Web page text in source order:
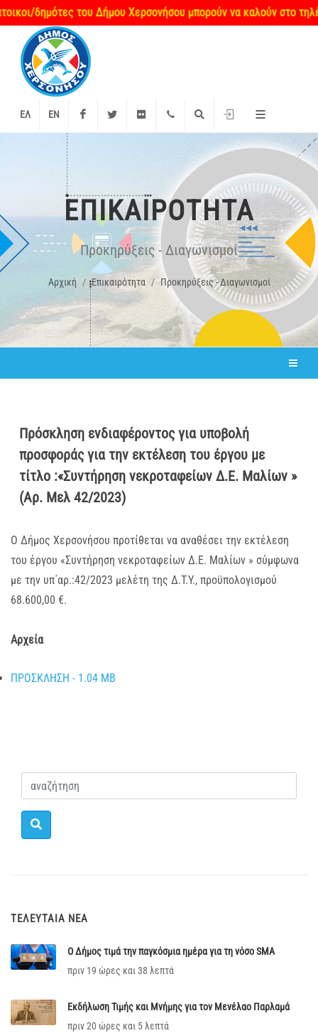
δημότες του Δήμου Χερσονήσου μπορούν να καλούν στο
ΕΛ EN FacebookTwitter Flickr +2897 340000Αναζήτηση
Είσοδος
ΕΠΙΚΑΙΡΌΤΗΤΑ
Προκηρύξεις - Διαγωνισμοί
Αρχική Επικαιρότητα Προκηρύξεις - Διαγωνισμοί
Πρόσκληση ενδιαφέροντος για υποβολή
προσφοράς για την εκτέλεση του έργου με
τίτλο :«Συντήρηση νεκροταφείων Δ.Ε. Μαλίων »
(Αρ. Μελ 42/2023)
Ο Δήμος Χερσονήσου προτίθεται να αναθέσει την εκτέλεση
του έργου «Συντήρηση νεκροταφείων Δ.Ε. Μαλίων » σύμφωνα
με την υπ΄αρ.:42/2023 μελέτη της Δ.Τ.Υ., προϋπολογισμού
68.600,00 €.
Αρχεία
ΠΡΟΣΚΛΗΣΗ - 1.04 MB
ΤΕΛΕΥΤΑΊΑ ΝΈΑ
Ο Δήμος τιμά την παγκόσμια ημέρα για τη νόσο SMA
πριν 19 ώρες και 38 λεπτά
Εκδήλωση Τιμής και Μνήμης για τον Μενέλαο Παρλαμά
πριν 20 ώρες και 5 λεπτά